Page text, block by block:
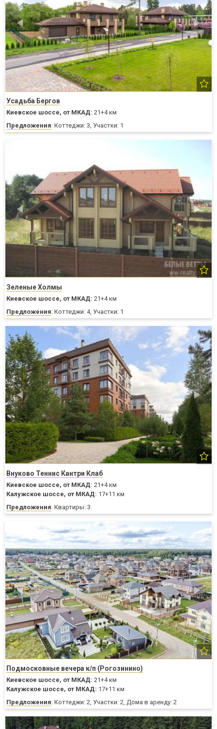
Усадьба Бергов
Киевское шоссе, от МКАД: 21+4 км
Предложения: Коттеджи: 3, Участки: 1
Зеленые Холмы
Киевское шоссе, от МКАД: 21+4 км
Предложения: Коттеджи: 4, Участки: 1
Внуково Теннис Кантри Клаб
Киевское шоссе, от МКАД: 21+4 км
Калужское шоссе, от МКАД: 17+11 км
Предложения: Квартиры: 3
Подмосковные вечера к/п (Рогозинино)
Киевское шоссе, от МКАД: 21+4 км
Калужское шоссе, от МКАД: 17+11 км
Предложения: Коттеджи: 2, Участки: 2, Дома в аренду: 2